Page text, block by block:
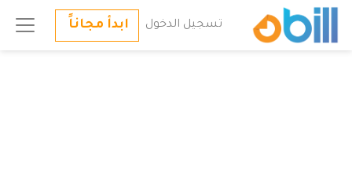
تسجيل الدخول ابدأ مجاناً